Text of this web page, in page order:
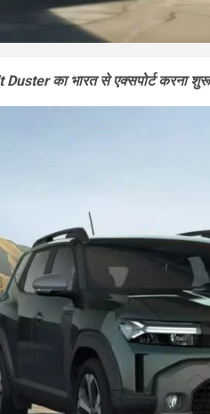
का भारत से एक्सपोर्ट करना शुरू